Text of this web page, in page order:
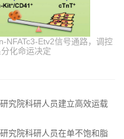
NFATc3-Etv2信号通路，调控
化命运决定
究院科研人员建立高效运载
究院科研人员在单不饱和脂